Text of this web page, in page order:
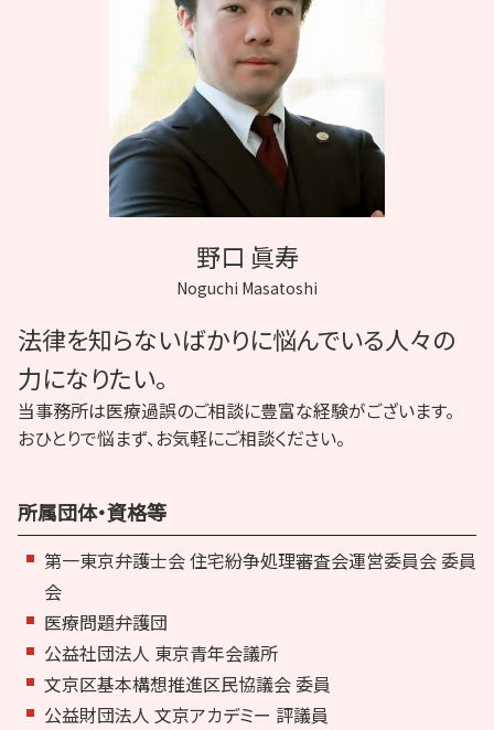
医療過誤 因果関係
協力医 意見書
医療過誤 相談
C型肝炎 訴訟
医療 ADR
野口 眞寿
Noguchi Masatoshi
法律を知らないばかりに悩んでいる人々の
力になりたい。
当事務所は医療過誤のご相談に豊富な経験がございます。
おひとりで悩まず、お気軽にご相談ください。
所属団体・資格等
第一東京弁護士会 住宅紛争処理審査会運営委員会 委員
会
医療問題弁護団
公益社団法人 東京青年会議所
文京区基本構想推進区民協議会 委員
公益財団法人 文京アカデミー 評議員